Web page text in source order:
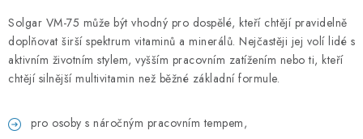
Solgar VM-75 může být vhodný pro dospělé, kteří chtějí pravidelně
doplňovat širší spektrum vitaminů a minerálů. Nejčastěji jej volí lidé s
aktivním životním stylem, vyšším pracovním zatížením nebo ti, kteří
chtějí silnější multivitamin než běžné základní formule.
pro osoby s náročným pracovním tempem,